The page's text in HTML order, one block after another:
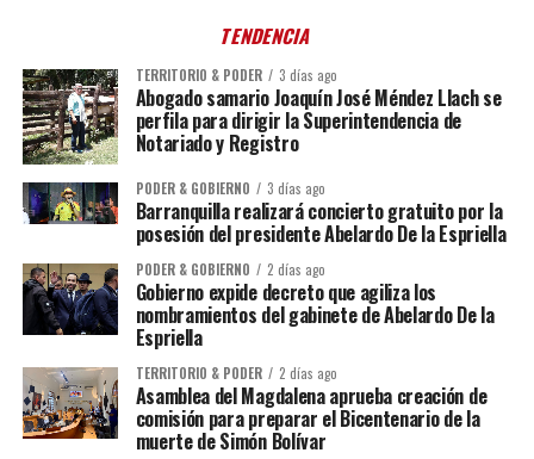
TENDENCIA
TERRITORIO & PODER 3 días ago
Abogado samario Joaquín José Méndez Llach se
perfila para dirigir la Superintendencia de
Notariado y Registro
PODER & GOBIERNO 3 días ago
Barranquilla realizará concierto gratuito por la
posesión del presidente Abelardo De la Espriella
PODER & GOBIERNO 2 días ago
Gobierno expide decreto que agiliza los
nombramientos del gabinete de Abelardo De la
Espriella
TERRITORIO & PODER 2 días ago
Asamblea del Magdalena aprueba creación de
comisión para preparar el Bicentenario de la
muerte de Simón Bolívar